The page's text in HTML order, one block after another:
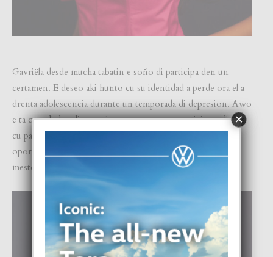
Gavriëla desde mucha tabatin e soño di participa den un
certamen. E deseo aki hunto cu su identidad a perde ora el a
drenta adolescencia durante un temporada di depresion. Awo
e ta cumpli dos di su soñonan, uno pa por participa y di dos
cu pa medio di e plataforma aki tuma bida como un
oportunidad pa crea un efecto transformativo pa tur cu
mester ayudo, y e amor di un curason cla pa tende.
×